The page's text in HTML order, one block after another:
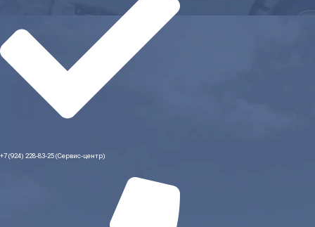
+7 (924) 228-83-25 (Сервис-центр)